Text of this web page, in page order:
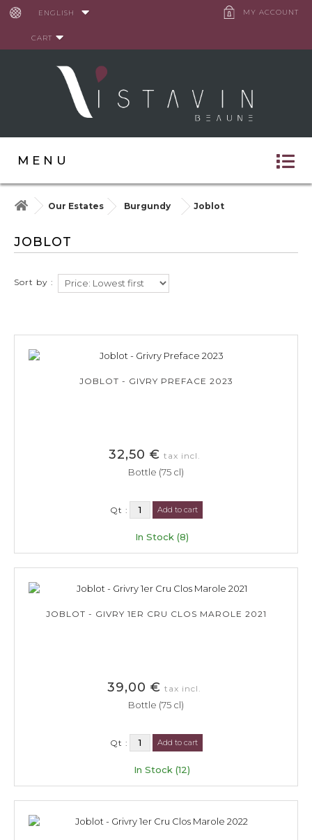
MY ACCOUNT
ENGLISH
CART
MENU
Our Estates Burgundy Joblot
JOBLOT
Sort by :
JOBLOT - GIVRY PREFACE 2023
32,50 € tax incl.
Bottle (75 cl)
Qt : Add to cart
In Stock (8)
JOBLOT - GIVRY 1ER CRU CLOS MAROLE 2021
39,00 € tax incl.
Bottle (75 cl)
Qt : Add to cart
In Stock (12)
Cookies management panel